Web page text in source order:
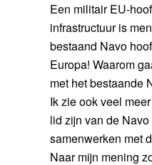
Een militair EU-
infrastructuur is
bestaand Navo
Europa! Waarom
met het bestaande
Ik zie ook veel
lid zijn van de
samenwerken met
Naar mijn mening